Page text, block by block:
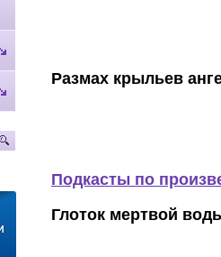
Размах крыльев
Подкасты по
Глоток мертвой